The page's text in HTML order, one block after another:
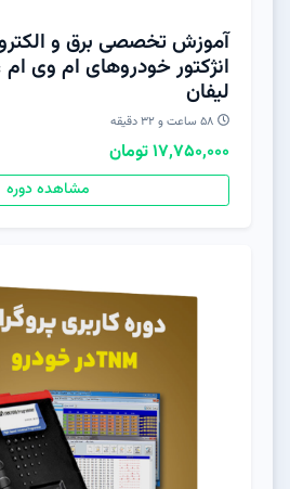
آموزش تخصصی برق و
انژکتور خودروهای ام وی
لیفان
58 ساعت و 32 دقیقه
17,750,000 تومان
مشاهده دوره